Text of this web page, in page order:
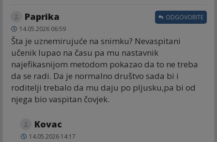
Paprika
14.05.2026 06:59
Šta je uznemirujuće na snimku? Nevaspitani
učenik lupao na času pa mu nastavnik
najefikasnijom metodom pokazao da to ne treba
da se radi. Da je normalno društvo sada bi i
roditelji trebalo da mu daju po pljusku,pa bi od
njega bio vaspitan čovjek.
ODGOVORITE
Kovac
14.05.2026 14:17